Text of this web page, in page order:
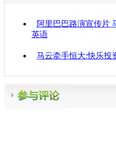
阿里巴巴路演宣传片
英语
马云牵手恒大:快乐投